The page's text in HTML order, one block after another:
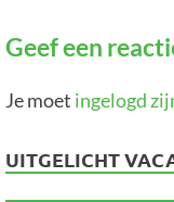
Geef een
Je moet ingelogd
UITGELICHT